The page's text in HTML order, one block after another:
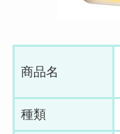
商品名
種類